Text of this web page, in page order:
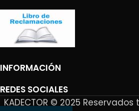
INFORMACIÓN
REDES SOCIALES
KADECTOR © 2025